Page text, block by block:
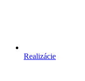
Realizácie